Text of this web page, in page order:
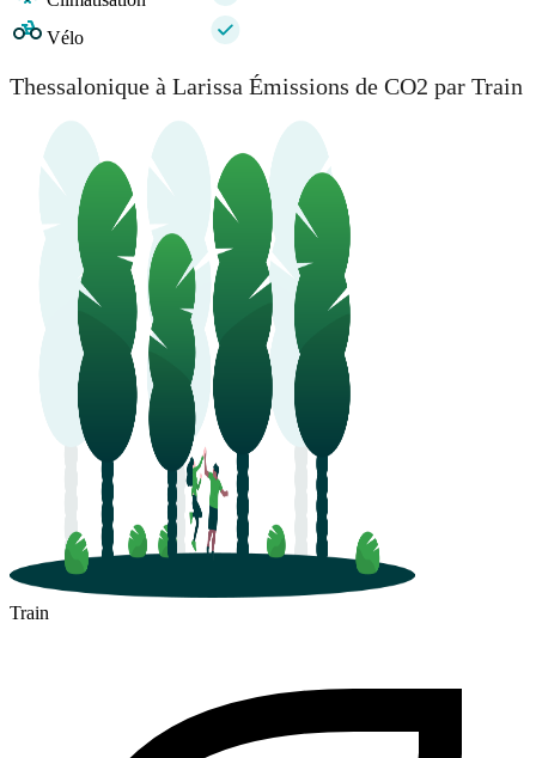
Vélo
Thessalonique à Larissa Émissions de CO2 par Train
Train